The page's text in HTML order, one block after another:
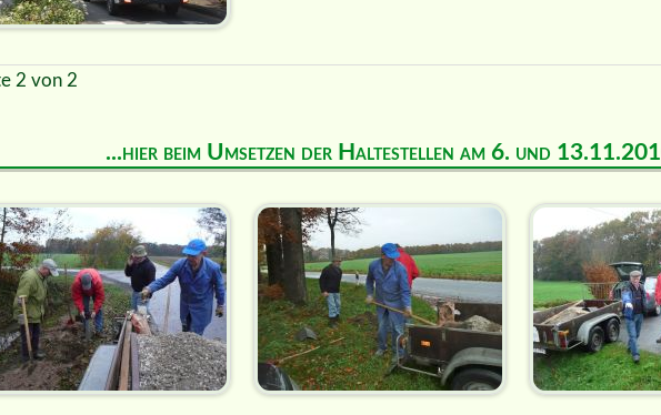
2 von 2
...hier beim Umsetzen der Haltestellen am 6. und